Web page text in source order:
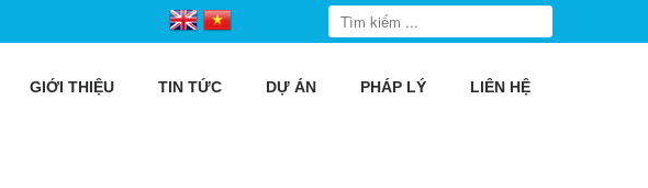
GIỚI THIỆU TIN TỨC DỰ ÁN PHÁP LÝ LIÊN HỆ